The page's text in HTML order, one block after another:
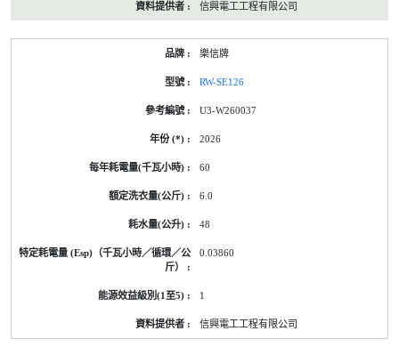
信興電工工程有限公司
樂信牌
RW-SE126
U3-W260037
2026
60
6.0
48
0.03860
1
信興電工工程有限公司